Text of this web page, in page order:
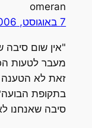
omeran
7 באוגוסט, 2006
"אין שום סיבה
מעבר לטעות
זאת לא הטענה
בתקופת
סיבה שאנחנו